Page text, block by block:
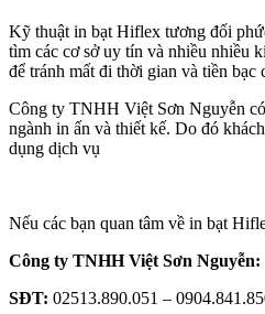
Kỹ thuật in bạt Hiflex tương đối
tìm các cơ sở uy tín và nhiều nhiều
để tránh mất đi thời gian và tiền bạc
Công ty TNHH Việt Sơn Nguyễn
ngành in ấn và thiết kế. Do đó
dụng dịch vụ
Nếu các bạn quan tâm về in bạt
Công ty TNHH Việt Sơn Nguyễn:
SĐT: 02513.890.051 –